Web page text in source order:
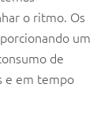
o ritmo. Os
um
de
e em tempo